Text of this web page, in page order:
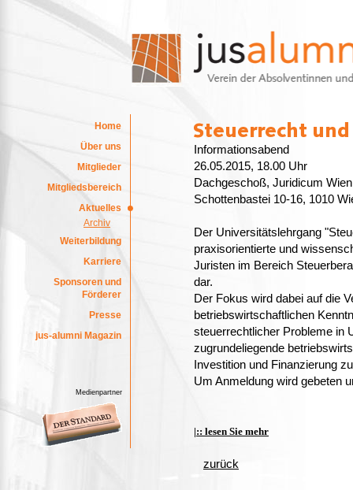
Home
Über uns
Mitglieder
Mitgliedsbereich
Aktuelles
Archiv
Weiterbildung
Karriere
Sponsoren und
Förderer
Presse
jus-alumni Magazin
Medienpartner
Informationsabend
26.05.2015, 18.00 Uhr
Dachgeschoß, Juridicum Wien
Schottenbastei 10-16, 1010
Der Universitätslehrgang
praxisorientierte und
Juristen im Bereich
dar.
Der Fokus wird dabei auf die
betriebswirtschaftlichen
steuerrechtlicher Probleme in
zugrundeliegende
Investition und Finanzierung
Um Anmeldung wird gebeten
|:: lesen Sie mehr
zurück